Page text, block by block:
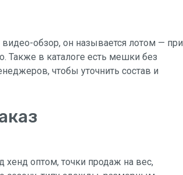
обзор, он называется лотом — при
Также в каталоге есть мешки без
чтобы уточнить состав и
хенд оптом, точки продаж на вес,